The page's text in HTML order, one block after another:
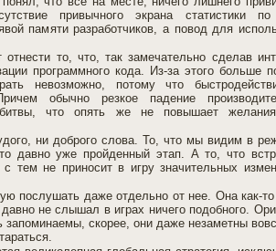
привычного экрана статистики
памяти разработчиков, а повод для
то, что, так замечательно сделав
программного кода. Из-за этого больше
невозможно, потому что
обычно резкое падение
битвы, что опять же не повышает
ни доброго слова. То, что мы видим в
давно уже пройденный этап. А то, что
с тем не приносит в игру значительных
послушать даже отдельно от нее. Она как-то
не слышал в играх ничего подобного.
запоминаемы, скорее, они даже незаметны